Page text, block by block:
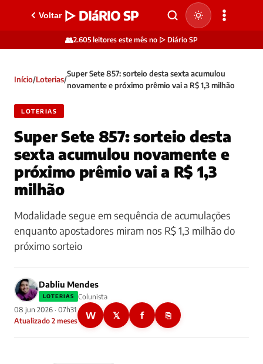
Voltar ▷ DIáRIO SP
👥2.605 leitores este mês no ▷ Diário SP
Início/Loterias/
Super Sete 857: sorteio desta sexta acumulou
novamente e próximo prêmio vai a R$ 1,3 milhão
LOTERIAS
Super Sete 857: sorteio desta
sexta acumulou novamente e
próximo prêmio vai a R$ 1,3
milhão
Modalidade segue em sequência de acumulações
enquanto apostadores miram nos R$ 1,3 milhão do
próximo sorteio
Dabliu Mendes
LOTERIAS
Colunista
08 jun 2026 · 07h31
Atualizado 2 meses
W 𝕏 f ⎘